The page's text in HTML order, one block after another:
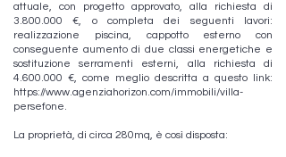
attuale, con progetto approvato, alla richiesta di
3.800.000 €, o completa dei seguenti lavori:
realizzazione piscina, cappotto esterno con
conseguente aumento di due classi energetiche e
sostituzione serramenti esterni, alla richiesta di
4.600.000 €, come meglio descritta a questo link:
https://www.agenziahorizon.com/immobili/villa-
persefone.
La proprietà, di circa 280mq, è così disposta: